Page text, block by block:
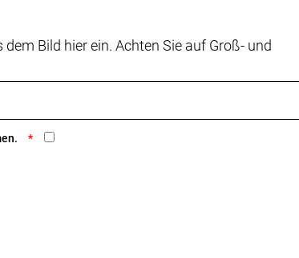
Bild hier ein. Achten Sie auf Groß- und